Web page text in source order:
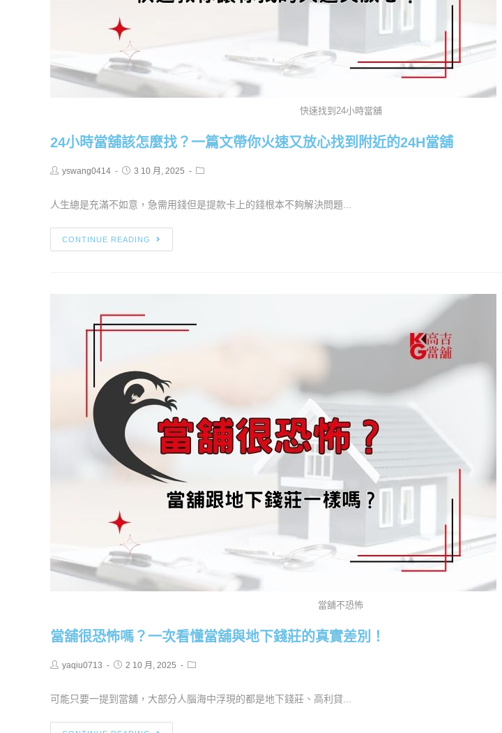
快速找到24小時當舖
24小時當舖該怎麼找？一篇文帶你火速又放心找到附近的24H當舖
yswang0414 3 10 月, 2025
人生總是充滿不如意，急需用錢但是提款卡上的錢根本不夠解決問題...
CONTINUE READING
當舖不恐怖
當舖很恐怖嗎？一次看懂當舖與地下錢莊的真實差別！
yaqiu0713 2 10 月, 2025
可能只要一提到當舖，大部分人腦海中浮現的都是地下錢莊、高利貸...